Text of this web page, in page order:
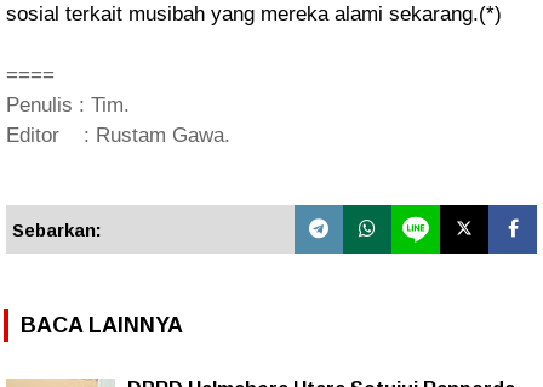
sosial terkait musibah yang mereka alami sekarang.(*)
====
Penulis : Tim.
Editor : Rustam Gawa.
Sebarkan:
BACA LAINNYA